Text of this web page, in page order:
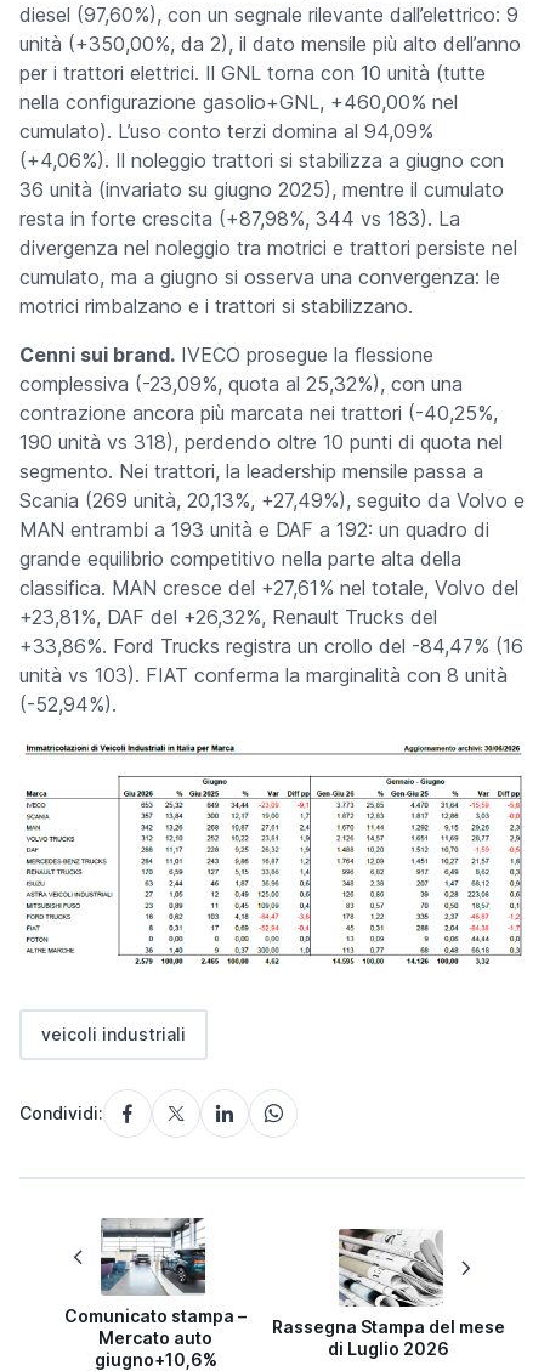
diesel (97,60%), con un segnale rilevante dall’elettrico: 9
unità (+350,00%, da 2), il dato mensile più alto dell’anno
per i trattori elettrici. Il GNL torna con 10 unità (tutte
nella configurazione gasolio+GNL, +460,00% nel
cumulato). L’uso conto terzi domina al 94,09%
(+4,06%). Il noleggio trattori si stabilizza a giugno con
36 unità (invariato su giugno 2025), mentre il cumulato
resta in forte crescita (+87,98%, 344 vs 183). La
divergenza nel noleggio tra motrici e trattori persiste nel
cumulato, ma a giugno si osserva una convergenza: le
motrici rimbalzano e i trattori si stabilizzano.
Cenni sui brand. IVECO prosegue la flessione
complessiva (-23,09%, quota al 25,32%), con una
contrazione ancora più marcata nei trattori (-40,25%,
190 unità vs 318), perdendo oltre 10 punti di quota nel
segmento. Nei trattori, la leadership mensile passa a
Scania (269 unità, 20,13%, +27,49%), seguito da Volvo e
MAN entrambi a 193 unità e DAF a 192: un quadro di
grande equilibrio competitivo nella parte alta della
classifica. MAN cresce del +27,61% nel totale, Volvo del
+23,81%, DAF del +26,32%, Renault Trucks del
+33,86%. Ford Trucks registra un crollo del -84,47% (16
unità vs 103). FIAT conferma la marginalità con 8 unità
(-52,94%).
veicoli industriali
Condividi:
Comunicato stampa –
Mercato auto
giugno+10,6%
Rassegna Stampa del mese
di Luglio 2026